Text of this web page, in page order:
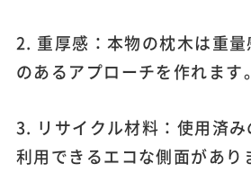
2. 重厚感：本物の枕木は重
のあるアプローチを作れます。
3. リサイクル材料：使用済
利用できるエコな側面があり